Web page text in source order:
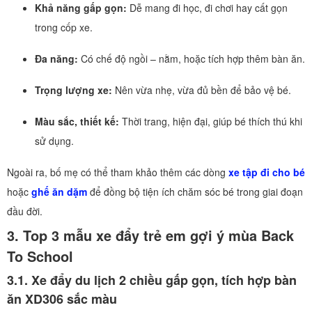
Khả năng gấp gọn: Dễ mang đi học, đi chơi hay cất gọn
trong cốp xe.
Đa năng: Có chế độ ngồi – nằm, hoặc tích hợp thêm bàn ăn.
Trọng lượng xe: Nên vừa nhẹ, vừa đủ bền để bảo vệ bé.
Màu sắc, thiết kế: Thời trang, hiện đại, giúp bé thích thú khi
sử dụng.
Ngoài ra, bố mẹ có thể tham khảo thêm các dòng xe tập đi cho bé
hoặc ghế ăn dặm để đồng bộ tiện ích chăm sóc bé trong giai đoạn
đầu đời.
3. Top 3 mẫu xe đẩy trẻ em gợi ý mùa Back
To School
3.1. Xe đẩy du lịch 2 chiều gấp gọn, tích hợp bàn
ăn XD306 sắc màu